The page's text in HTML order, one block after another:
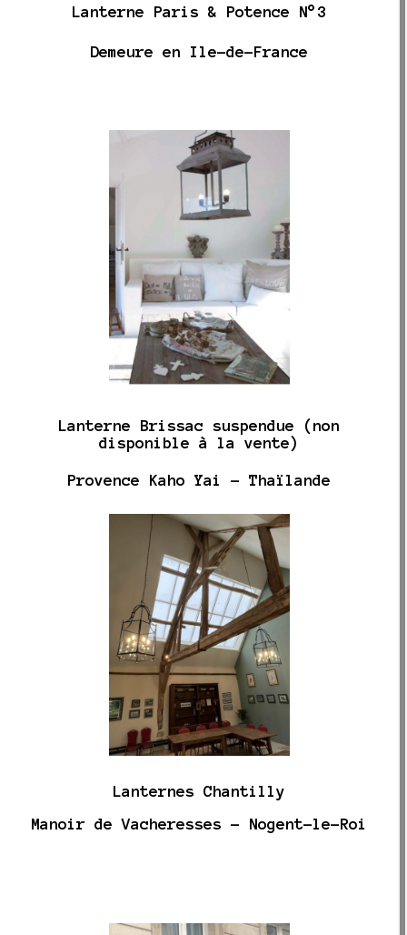
Lanterne Paris & Potence N°3
Demeure en Ile-de-France
Lanterne Brissac suspendue (non
disponible à la vente)
Provence Kaho Yai - Thaïlande
Lanternes Chantilly
Manoir de Vacheresses - Nogent-le-Roi